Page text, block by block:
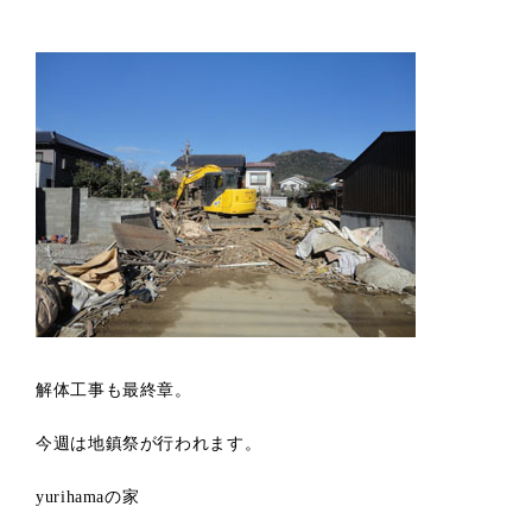
解体工事も最終章。
今週は地鎮祭が行われます。
yurihamaの家